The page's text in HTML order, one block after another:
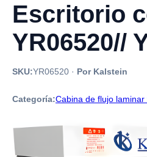
Escritorio
YR06520//
SKU:YR06520 · Por Kalstein
Categoría:Cabina de flujo laminar